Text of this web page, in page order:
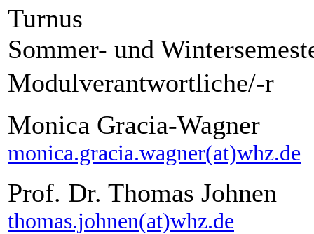
Turnus
Sommer- und
Modulverantwortliche/-r
Monica Gracia-Wagner
monica.gracia.wagner(at)whz.de
Prof. Dr. Thomas Johnen
thomas.johnen(at)whz.de